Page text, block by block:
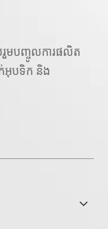
មបញ្ចូលការផលិត
អុបទិក និង